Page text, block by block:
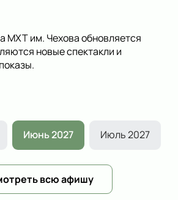
МХТ им. Чехова обновляется
новые спектакли и
Июнь 2027 Июль 2027
всю афишу